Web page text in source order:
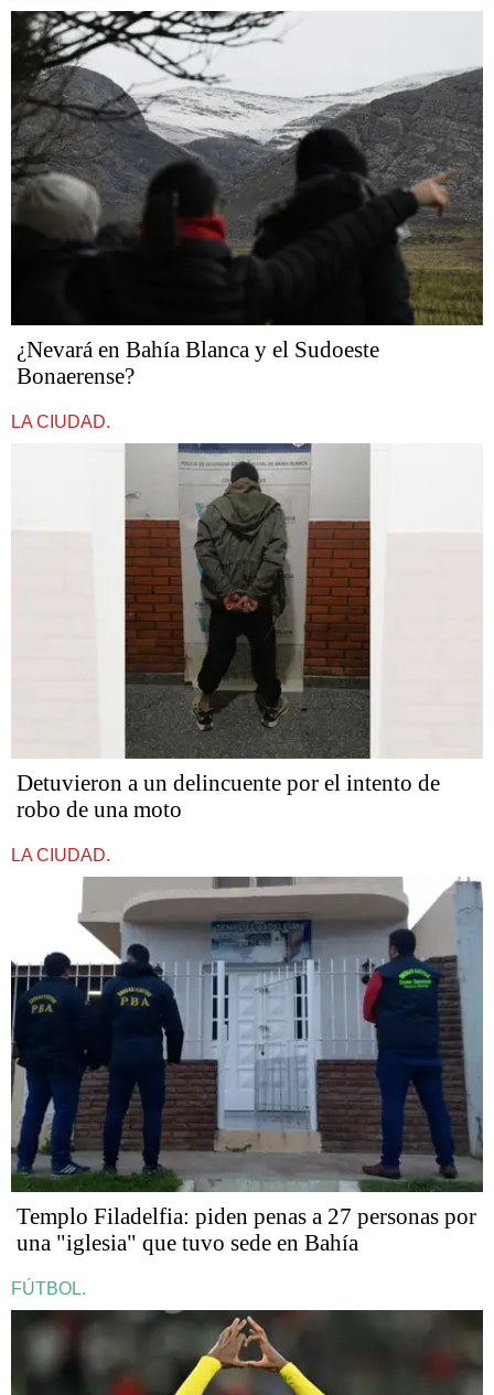
¿Nevará en Bahía Blanca y el Sudoeste
Bonaerense?
LA CIUDAD.
Detuvieron a un delincuente por el intento de
robo de una moto
LA CIUDAD.
​​​​​Templo Filadelfia: piden penas a 27 personas por
una "iglesia" que tuvo sede en Bahía
FÚTBOL.